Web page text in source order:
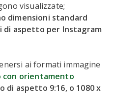
visualizzate;
dimensioni standard
di aspetto per Instagram
ai formati immagine
orientamento
di aspetto 9:16, o 1080 x